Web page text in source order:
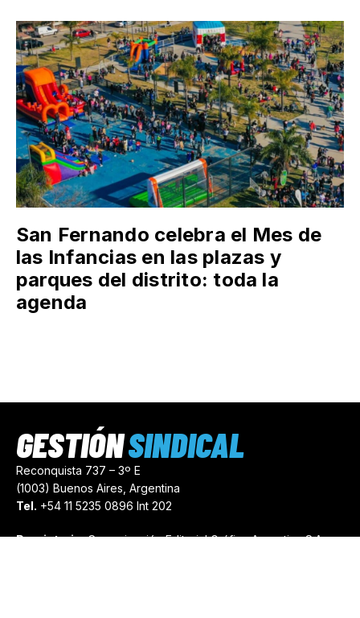
San Fernando celebra el Mes de
las Infancias en las plazas y
parques del distrito: toda la
agenda
Reconquista 737 – 3º E
(1003) Buenos Aires, Argentina
Tel. +54 11 5235 0896 Int 202
Propietario:Comunicación Editorial Gráfica Argentina S.A.
GESTIÓNSINDICAL